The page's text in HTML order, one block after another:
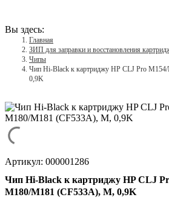
Вы здесь:
Главная
ЗИП для заправки и восстановления
Чипы
Чип Hi-Black к картриджу HP CLJ Pro
0,9K
Артикул: 000001286
Чип Hi-Black к картриджу HP CLJ
M180/M181 (CF533A), M, 0,9K